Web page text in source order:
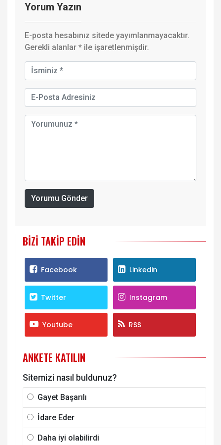
Yorum Yazın
E-posta hesabınız sitede yayımlanmayacaktır.
Gerekli alanlar * ile işaretlenmişdir.
Yorumu Gönder
BIZI TAKIP EDIN
Facebook Linkedin
Twitter Instagram
Youtube RSS
ANKETE KATILIN
Sitemizi nasıl buldunuz?
Gayet Başarılı
İdare Eder
Daha iyi olabilirdi